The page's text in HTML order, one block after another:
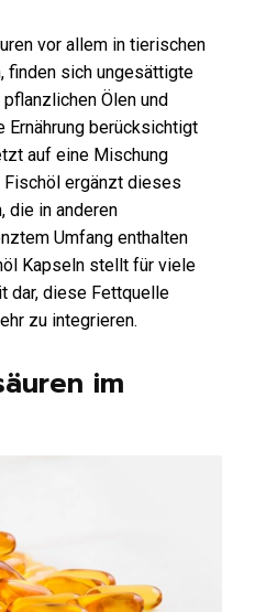
vor allem in tierischen
finden sich ungesättigte
Ölen und
Ernährung berücksichtigt
auf eine Mischung
ergänzt dieses
die in anderen
Umfang enthalten
Kapseln stellt für viele
dar, diese Fettquelle
zu integrieren.
im